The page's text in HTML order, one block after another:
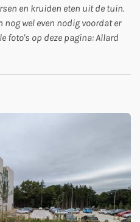
en kruiden eten uit de tuin.
nog wel even nodig voordat er
foto's op deze pagina: Allard